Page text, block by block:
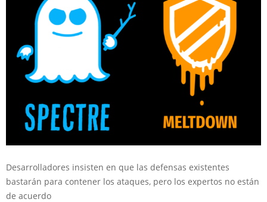
Desarrolladores insisten en que las defensas existentes
bastarán para contener los ataques, pero los expertos no están
de acuerdo